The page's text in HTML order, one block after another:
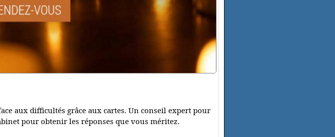
aux difficultés grâce aux cartes. Un conseil expert pour
pour obtenir les réponses que vous méritez.